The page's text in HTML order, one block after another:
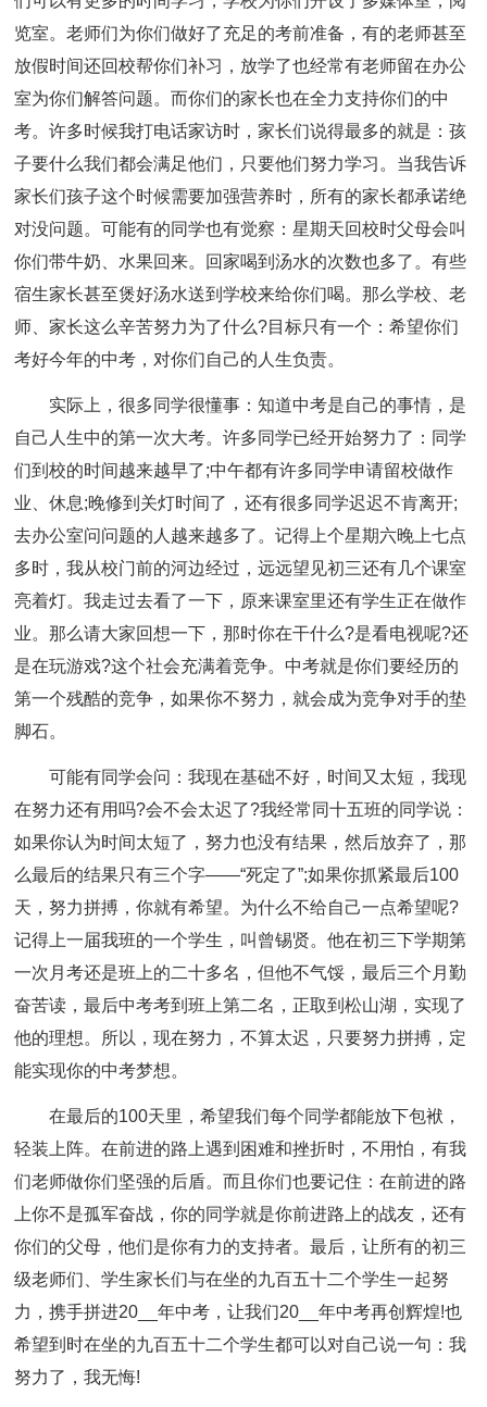
览室。老师们为你们做好了充足的考前准备，有的老师甚至
放假时间还回校帮你们补习，放学了也经常有老师留在办公
室为你们解答问题。而你们的家长也在全力支持你们的中
考。许多时候我打电话家访时，家长们说得最多的就是：孩
子要什么我们都会满足他们，只要他们努力学习。当我告诉
家长们孩子这个时候需要加强营养时，所有的家长都承诺绝
对没问题。可能有的同学也有觉察：星期天回校时父母会叫
你们带牛奶、水果回来。回家喝到汤水的次数也多了。有些
宿生家长甚至煲好汤水送到学校来给你们喝。那么学校、老
师、家长这么辛苦努力为了什么?目标只有一个：希望你们
考好今年的中考，对你们自己的人生负责。
实际上，很多同学很懂事：知道中考是自己的事情，是
自己人生中的第一次大考。许多同学已经开始努力了：同学
们到校的时间越来越早了;中午都有许多同学申请留校做作
业、休息;晚修到关灯时间了，还有很多同学迟迟不肯离开;
去办公室问问题的人越来越多了。记得上个星期六晚上七点
多时，我从校门前的河边经过，远远望见初三还有几个课室
亮着灯。我走过去看了一下，原来课室里还有学生正在做作
业。那么请大家回想一下，那时你在干什么?是看电视呢?还
是在玩游戏?这个社会充满着竞争。中考就是你们要经历的
第一个残酷的竞争，如果你不努力，就会成为竞争对手的垫
脚石。
可能有同学会问：我现在基础不好，时间又太短，我现
在努力还有用吗?会不会太迟了?我经常同十五班的同学说：
如果你认为时间太短了，努力也没有结果，然后放弃了，那
么最后的结果只有三个字——“死定了”;如果你抓紧最后100
天，努力拼搏，你就有希望。为什么不给自己一点希望呢?
记得上一届我班的一个学生，叫曾锡贤。他在初三下学期第
一次月考还是班上的二十多名，但他不气馁，最后三个月勤
奋苦读，最后中考考到班上第二名，正取到松山湖，实现了
他的理想。所以，现在努力，不算太迟，只要努力拼搏，定
能实现你的中考梦想。
在最后的100天里，希望我们每个同学都能放下包袱，
轻装上阵。在前进的路上遇到困难和挫折时，不用怕，有我
们老师做你们坚强的后盾。而且你们也要记住：在前进的路
上你不是孤军奋战，你的同学就是你前进路上的战友，还有
你们的父母，他们是你有力的支持者。最后，让所有的初三
级老师们、学生家长们与在坐的九百五十二个学生一起努
力，携手拼进20__年中考，让我们20__年中考再创辉煌!也
希望到时在坐的九百五十二个学生都可以对自己说一句：我
努力了，我无悔!